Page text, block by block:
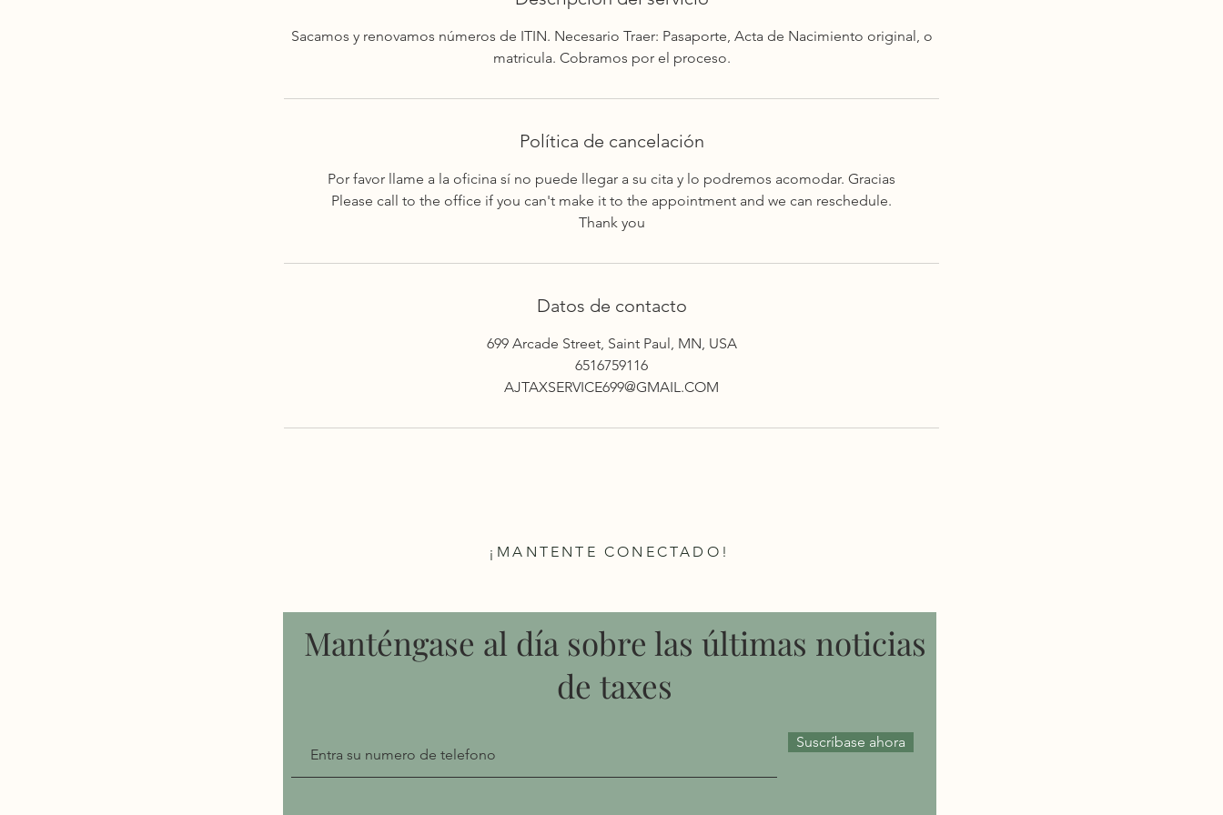
Sacamos y renovamos números de ITIN. Necesario Traer: Pasaporte, Acta de Nacimiento original, o
matricula. Cobramos por el proceso.
Política de cancelación
Por favor llame a la oficina sí no puede llegar a su cita y lo podremos acomodar. Gracias
Please call to the office if you can't make it to the appointment and we can reschedule.
Thank you
Datos de contacto
699 Arcade Street, Saint Paul, MN, USA
6516759116
AJTAXSERVICE699@GMAIL.COM
¡MANTENTE CONECTADO!
Manténgase al día sobre las últimas noticias
de taxes
Suscríbase ahora